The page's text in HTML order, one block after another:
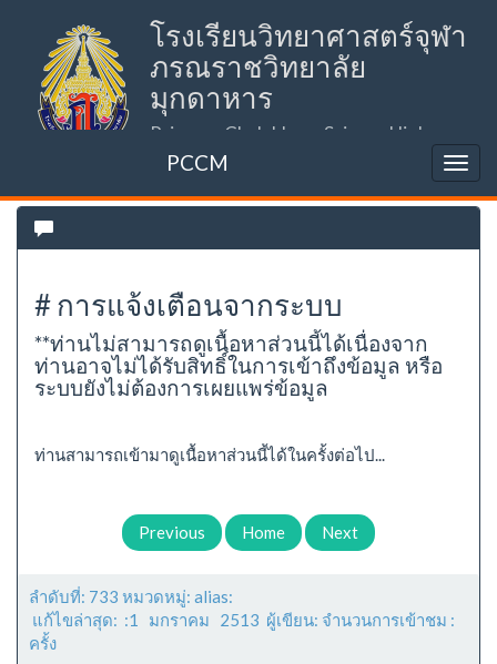
โรงเรียนวิทยาศาสตร์จุฬา
ภรณราชวิทยาลัย
มุกดาหาร
Princess Chulabhorn Science High
School Mukdahan (PCSHSM)
PCCM
# การแจ้งเตือนจากระบบ
**ท่านไม่สามารถดูเนื้อหาส่วนนี้ได้เนื่องจาก
ท่านอาจไม่ได้รับสิทธิ์ในการเข้าถึงข้อมูล หรือ
ระบบยังไม่ต้องการเผยแพร่ข้อมูล
ท่านสามารถเข้ามาดูเนื้อหาส่วนนี้ได้ในครั้งต่อไป...
Previous Home Next
ลำดับที่: 733 หมวดหมู่: alias:
แก้ไขล่าสุด: :1 มกราคม 2513 ผู้เขียน: จำนวนการเข้าชม :
ครั้ง